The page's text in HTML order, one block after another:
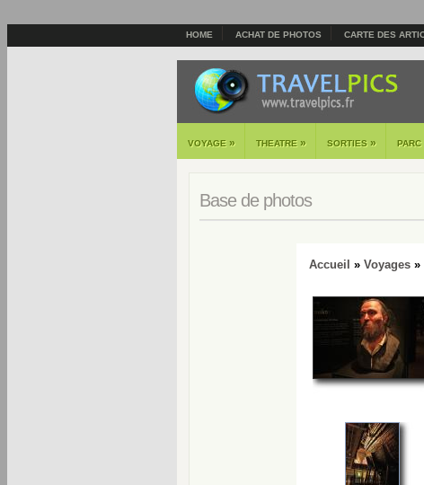
HOME ACHAT DE PHOTOS CARTE DES
VOYAGE » THEATRE » SORTIES » PARC
Base de photos
Accueil » Voyages»